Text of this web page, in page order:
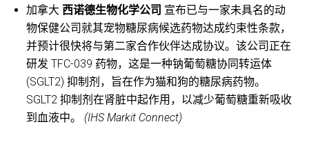
加拿大 西诺德生物化学公司 宣布已与一家未具名的动
物保健公司就其宠物糖尿病候选药物达成约束性条款，
并预计很快将与第二家合作伙伴达成协议。该公司正在
研发 TFC-039 药物，这是一种钠葡萄糖协同转运体
(SGLT2) 抑制剂，旨在作为猫和狗的糖尿病药物。
SGLT2 抑制剂在肾脏中起作用，以减少葡萄糖重新吸收
到血液中。
(IHS Markit Connect)